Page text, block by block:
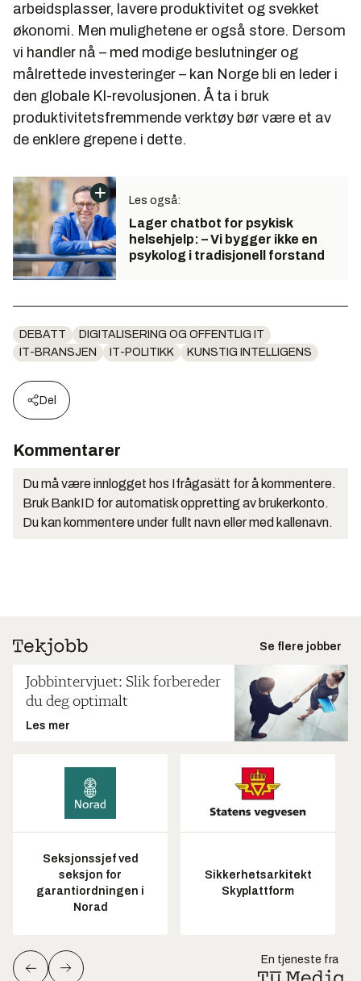
arbeidsplasser, lavere produktivitet og svekket
økonomi. Men mulighetene er også store. Dersom
vi handler nå – med modige beslutninger og
målrettede investeringer – kan Norge bli en leder i
den globale KI-revolusjonen. Å ta i bruk
produktivitetsfremmende verktøy bør være et av
de enklere grepene i dette.
Les også:
Lager chatbot for psykisk
helsehjelp: – Vi bygger ikke en
psykolog i tradisjonell forstand
DEBATT
DIGITALISERING OG OFFENTLIG IT
IT-BRANSJEN
IT-POLITIKK KUNSTIG INTELLIGENS
Del
Kommentarer
Du må være innlogget hos Ifrågasätt for å kommentere.
Bruk BankID for automatisk oppretting av brukerkonto.
Du kan kommentere under fullt navn eller med kallenavn.
Se flere jobber
Jobbintervjuet: Slik forbereder
du deg optimalt
Les mer
Seksjonssjef ved
seksjon for
garantiordningen i
Norad
Sikkerhetsarkitekt
Skyplattform
En tjeneste fra